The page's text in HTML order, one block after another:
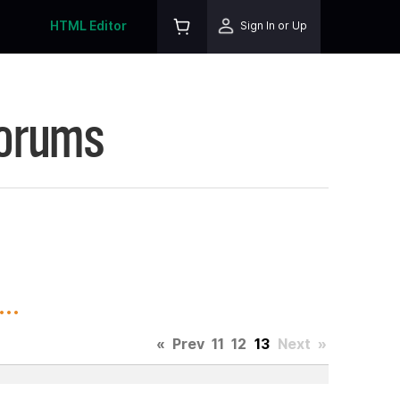
HTML Editor Sign In or Up
« Prev 11 12 13 Next »